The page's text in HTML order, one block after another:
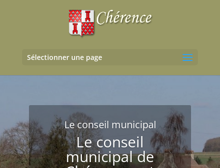
Sélectionner une page
Le conseil municipal
Le conseil
municipal de